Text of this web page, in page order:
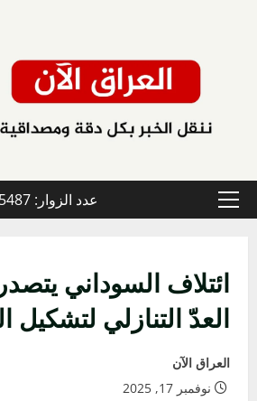
القائمة
عدد الزوار: 1045487
ائتلاف السوداني
العدّ التنازلي لتشكيل
العراق الآن
نوفمبر 17, 2025